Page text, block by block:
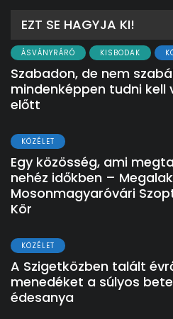
EZT SE HAGYJA KI!
ÁSVÁNYRÁRÓ KISBODAK
Szabadon, de nem
mindenképpen tudni kell
előtt
KÖZÉLET
Egy közösség, ami
nehéz időkben –
Mosonmagyaróvári
Kör
KÖZÉLET
A Szigetközben talált
menedéket a súlyos
édesanya